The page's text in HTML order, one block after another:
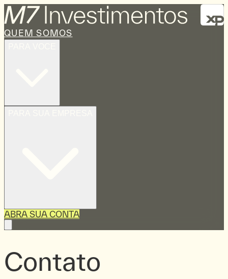
QUEM SOMOS
ABRA SUA CONTA
Contato